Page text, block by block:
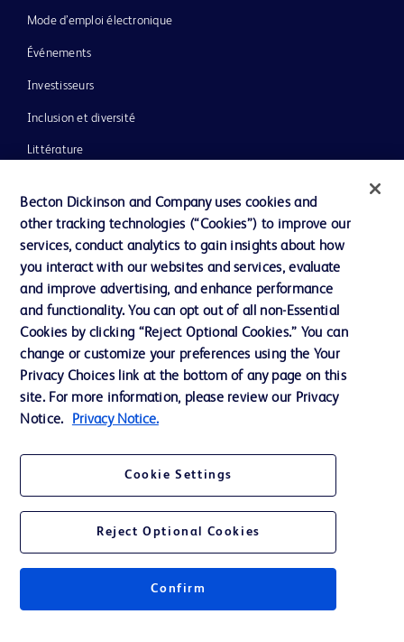
Mode d’emploi électronique
Événements
Investisseurs
Inclusion et diversité
Littérature
Notre entreprise
Éthique et conformité
Assistance
Nous contacter
Préférences en matière de cookies
Confidentialité
Accessibilité du site Web
© 2026 BD. Tous droits réservés. BD et le logo de BD sont des marques
Becton Dickinson and Company uses cookies and
other tracking technologies (“Cookies”) to improve our
services, conduct analytics to gain insights about how
you interact with our websites and services, evaluate
and improve advertising, and enhance performance
and functionality. You can opt out of all non-Essential
Cookies by clicking “Reject Optional Cookies.” You can
change or customize your preferences using the Your
Privacy Choices link at the bottom of any page on this
site. For more information, please review our Privacy
Notice.
Privacy Notice.
Cookie Settings
Reject Optional Cookies
Confirm